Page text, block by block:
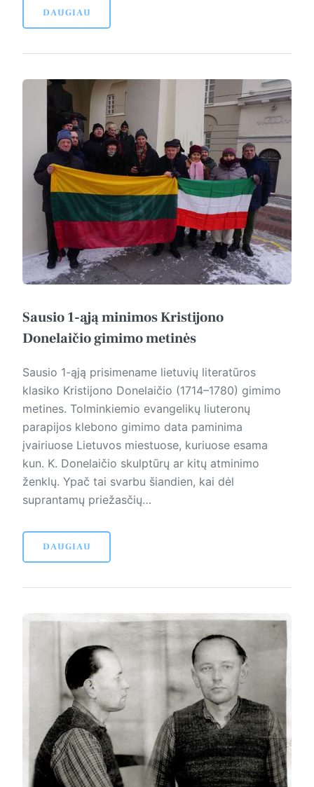
DAUGIAU
Sausio 1-ąją minimos Kristijono
Donelaičio gimimo metinės
Sausio 1-ąją prisimename lietuvių literatūros
klasiko Kristijono Donelaičio (1714–1780) gimimo
metines. Tolminkiemio evangelikų liuteronų
parapijos klebono gimimo data paminima
įvairiuose Lietuvos miestuose, kuriuose esama
kun. K. Donelaičio skulptūrų ar kitų atminimo
ženklų. Ypač tai svarbu šiandien, kai dėl
suprantamų priežasčių…
DAUGIAU